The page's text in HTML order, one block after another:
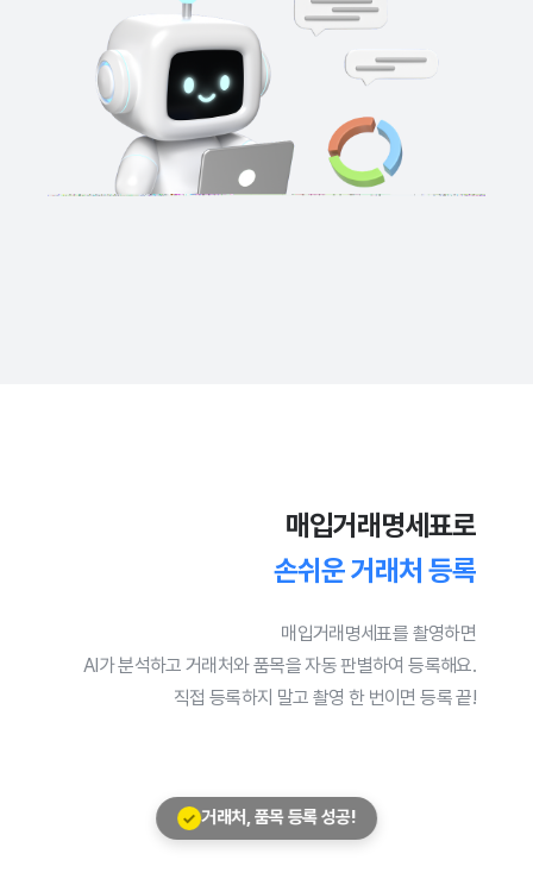
매입거래명세표로
손쉬운 거래처 등록
매입거래명세표를 촬영하면
AI가 분석하고 거래처와 품목을 자동 판별하여 등록해요.
직접 등록하지 말고 촬영 한 번이면 등록 끝!